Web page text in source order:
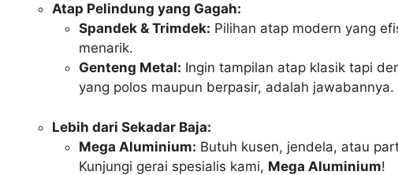
Atap Pelindung yang Gagah:
Spandek & Trimdek: Pilihan atap modern yang
menarik.
Genteng Metal: Ingin tampilan atap klasik tapi
yang polos maupun berpasir, adalah jawabannya.
Lebih dari Sekadar Baja:
Mega Aluminium: Butuh kusen, jendela, atau
Kunjungi gerai spesialis kami, Mega Aluminium!